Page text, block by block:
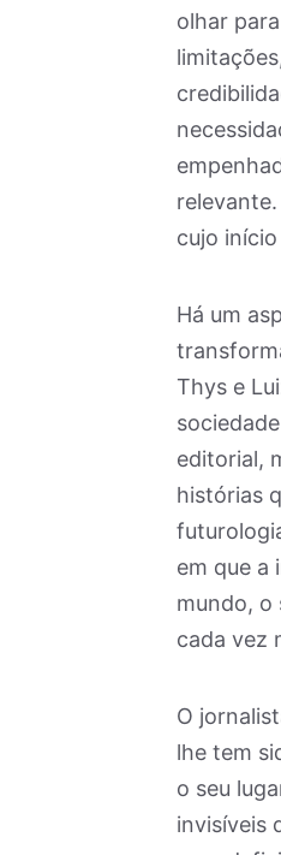
olhar
cujo
Há um
Thys e
editorial,
histórias
em que a
mundo, o
cada vez
O
lhe tem
o seu
invisíveis